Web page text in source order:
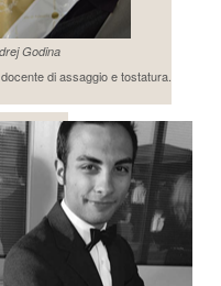
Godina
di assaggio e tostatura.